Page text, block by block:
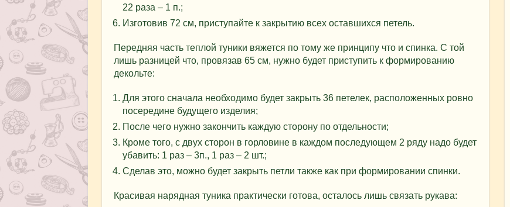
22 раза – 1 п.;
Изготовив 72 см, приступайте к закрытию всех оставшихся петель.
Передняя часть теплой туники вяжется по тому же принципу что и спинка. С той
лишь разницей что, провязав 65 см, нужно будет приступить к формированию
декольте:
Для этого сначала необходимо будет закрыть 36 петелек, расположенных ровно
посередине будущего изделия;
После чего нужно закончить каждую сторону по отдельности;
Кроме того, с двух сторон в горловине в каждом последующем 2 ряду надо будет
убавить: 1 раз – 3п., 1 раз – 2 шт.;
Сделав это, можно будет закрыть петли также как при формировании спинки.
Красивая нарядная туника практически готова, осталось лишь связать рукава: